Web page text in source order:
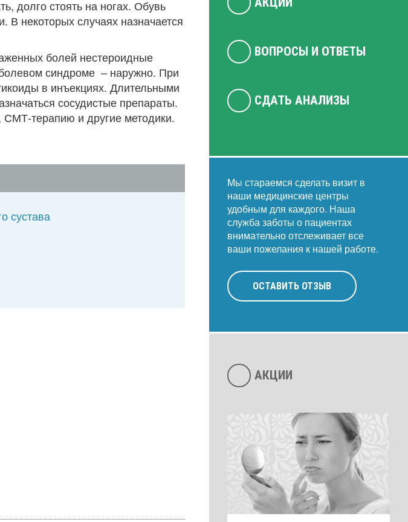
долго стоять на ногах. Обувь
В некоторых случаях назначается
болей нестероидные
синдроме ­ – наружно. При
в инъекциях. Длительными
сосудистые препараты.
терапию и другие методики.
сустава
ВОПРОСЫ И ОТВЕТЫ
СДАТЬ АНАЛИЗЫ
Мы стараемся сделать визит в
наши медицинские центры
удобным для каждого. Наша
служба заботы о пациентах
внимательно отслеживает все
ваши пожелания к нашей работе.
ОСТАВИТЬ ОТЗЫВ
АКЦИИ